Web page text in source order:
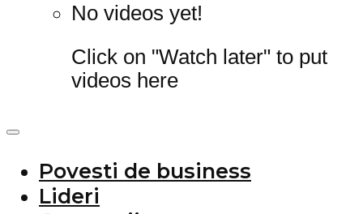
No videos yet!
Click on "Watch later" to put
videos here
Povesti de business
Lideri